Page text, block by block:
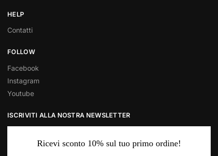
HELP
Contatti
FOLLOW
Facebook
Instagram
Youtube
ISCRIVITI ALLA NOSTRA NEWSLETTER
Ricevi sconto 10% sul tuo primo ordine!